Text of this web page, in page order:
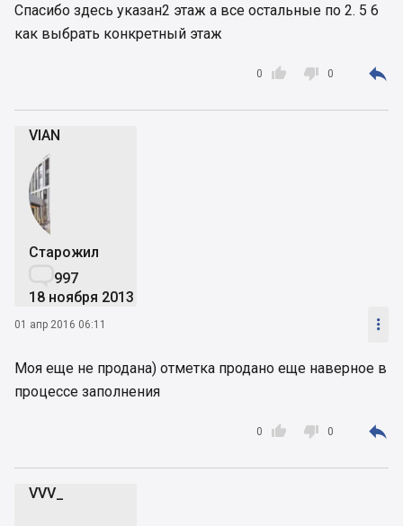
Спасибо здесь указан2 этаж а все остальные по 2. 5 6
как выбрать конкретный этаж

0  0 
VIAN
Старожил
997
18 ноября 2013
01 апр 2016 06:11 
Моя еще не продана) отметка продано еще наверное в
процессе заполнения

0  0 
VVV_